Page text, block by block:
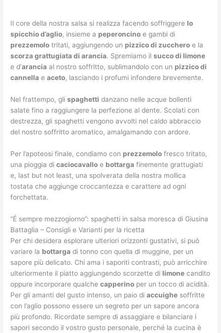
Il core della nostra salsa si realizza facendo soffriggere lo
spicchio d’aglio, insieme a peperoncino e gambi di
prezzemolo tritati, aggiungendo un pizzico di zucchero e la
scorza grattugiata di arancia. Spremiamo ilsucco di limone
e d’arancia al nostro soffritto, sublimandolo con un pizzico di
cannella eaceto, lasciando i profumi infondere brevemente.
Nel frattempo, glispaghetti danzano nelle acque bollenti
salate fino a raggiungere la perfezione al dente. Scolati con
destrezza, gli spaghetti vengono avvolti nel caldo abbraccio
del nostro soffritto aromatico, amalgamando con ardore.
Per l’apoteosi finale, condiamo con prezzemolo fresco tritato,
una pioggia dicaciocavallo e bottarga finemente grattugiati
e, last but not least, una spolverata della nostra mollica
tostata che aggiunge croccantezza e carattere ad ogni
forchettata.
“É sempre mezzogiorno”: spaghetti in salsa moresca di Giusina
Battaglia – Consigli e Varianti per la ricetta
Per chi desidera esplorare ulteriori orizzonti gustativi, si può
variare la bottarga di tonno con quella di muggine, per un
sapore più delicato. Chi ama i saporiti contrasti, può arricchire
ulteriormente il piatto aggiungendo scorzette di limone candito
oppure incorporare qualchecapperino per un tocco di acidità.
Per gli amanti del gusto intenso, un paio diaccuighe soffritte
con l’aglio possono essere un segreto per un sapore ancora
più profondo. Ricordate sempre di assaggiare e bilanciare i
sapori secondo il vostro gusto personale, perché la cucina è